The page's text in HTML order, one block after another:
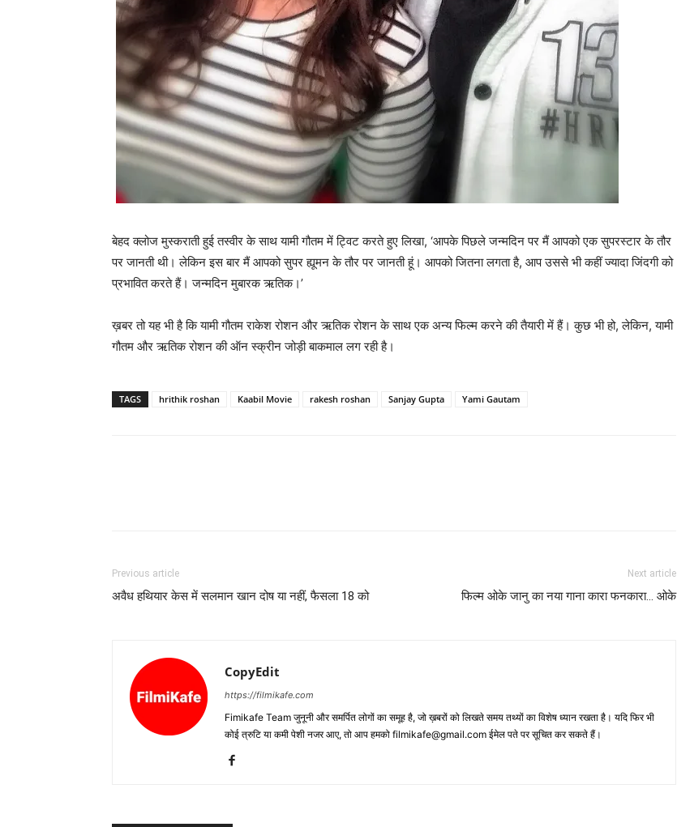
बेहद क्‍लोज मुस्‍कराती हुई तस्‍वीर के साथ यामी गौतम में ट्विट करते हुए लिखा, ‘आपके पिछले जन्मदिन पर मैं आपको एक सुपरस्टार के तौर
पर जानती थी। लेकिन इस बार मैं आपको सुपर ह्यूमन के तौर पर जानती हूं। आपको जितना लगता है, आप उससे भी कहीं ज्यादा जिंदगी को
प्रभावित करते हैं। जन्मदिन मुबारक ऋतिक।’
ख़बर तो यह भी है कि यामी गौतम राकेश रोशन और ऋतिक रोशन के साथ एक अन्‍य फिल्‍म करने की तैयारी में हैं। कुछ भी हो, लेकिन, यामी
गौतम और ऋतिक रोशन की ऑन स्‍क्रीन जोड़ी बाकमाल लग रही है।
TAGS hrithik roshan Kaabil Movie rakesh roshan Sanjay Gupta Yami Gautam
Previous article
अवैध हथियार केस में सलमान खान दोष या नहीं, फैसला 18 को
Next article
फिल्‍म ओके जानु का नया गाना कारा फनकारा… ओके
CopyEdit
https://filmikafe.com
Fimikafe Team जुनूनी और समर्पित लोगों का समूह है, जो ख़बरों को लिखते समय तथ्‍यों का विशेष ध्‍यान रखता है। यदि फिर भी
कोई त्रुटि या कमी पेशी नजर आए, तो आप हमको filmikafe@gmail.com ईमेल पते पर सूचित कर सकते हैं।